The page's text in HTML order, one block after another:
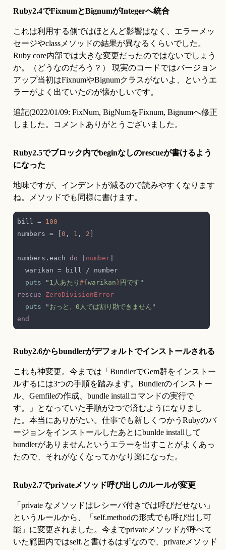
Ruby2.4でFixnumとBignumがIntegerへ統合
これは利用する側ではほとんど影響はなく、エラーメッ
セージやclassメソッドの結果が異なるくらいでした。
Ruby core内部では大きな変更だったのではないでしょう
か。（どうなのだろう？） 現実のコードではバージョン
アップ当初はFixnumやBignumクラスがないよ、というエ
ラーがよく出ていたのが懐かしいです。
追記(2022/01/09: FixNum, BigNumをFixnum, Bignumへ修正
しました。コメントありがとうございました。
Ruby2.5でブロック内でbeginなしのrescueが書けるよう
になった
地味ですが、インデントが減るので読みやすくなります
ね。メソッドでも同様に書けます。
bill =
numbers = [ 0 , 1 , 2
numbers.each do number
puts
" 1人あたり #{ warikan } 円です
rescue
puts
" おっと、0人では割り勘できません
Ruby2.6からbundlerがデフォルトでインストールされる
これも神変更。今までは「BundlerでGem群をインストー
ルするには3つの手順を踏みます。Bundlerのインストー
ル、Gemfileの作成、bundle installコマンドの実行で
す。」となっていた手順が2つで済むようになりまし
た。本当にありがたい。仕事でも新しくつかうRubyのバ
ージョンをインストールしたあとにbunlde installして
bundlerがありませんというエラーを出すことがよくあっ
たので、それがなくなってかなり楽になった。
Ruby2.7でprivateメソッド呼び出しのルールが変更
「private なメソッドはレシーバ付きでは呼びだせない」
というルールから、「self.methodの形式でも呼び出し可
能」に変更されました。今までprivateメソッドが呼べて
いた範囲内ではself.と書けるはずなので、privateメソッド